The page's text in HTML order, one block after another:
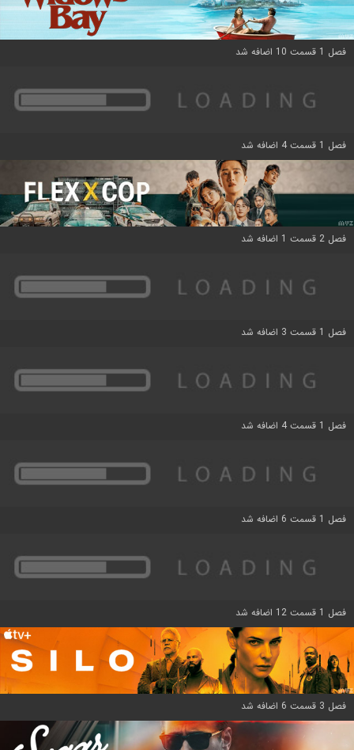
فصل 1 قسمت 10 اضافه شد
فصل 1 قسمت 4 اضافه شد
فصل 2 قسمت 1 اضافه شد
فصل 1 قسمت 3 اضافه شد
فصل 1 قسمت 4 اضافه شد
فصل 1 قسمت 6 اضافه شد
فصل 1 قسمت 12 اضافه شد
فصل 3 قسمت 6 اضافه شد